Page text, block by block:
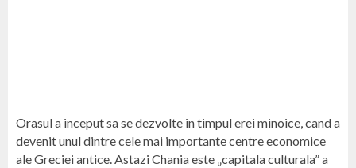
Orasul a inceput sa se dezvolte in timpul erei minoice, cand a
devenit unul dintre cele mai importante centre economice
ale Greciei antice. Astazi Chania este „capitala culturala” a